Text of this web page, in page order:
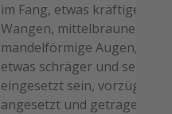
im Fang, etwas kräftige
Wangen, mittelbraune
mandelförmige Augen,
etwas schräger und
eingesetzt sein, vorzüglich
angesetzt und getragene